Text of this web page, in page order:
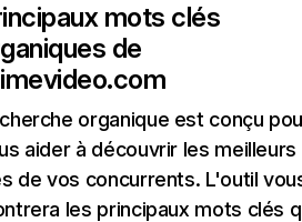
mots clés
de
organique est conçu
aider à découvrir les
de vos concurrents. L'outil
les principaux mots clés